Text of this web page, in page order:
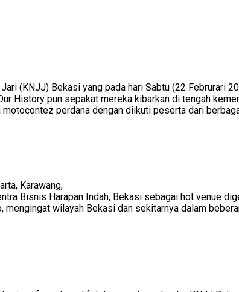
(KNJJ) Bekasi yang pada hari Sabtu (22 Februrari
History pun sepakat mereka kibarkan di tengah
perdana dengan diikuti peserta dari
Karawang,
Bisnis Harapan Indah, Bekasi sebagai hot venue
wilayah Bekasi dan sekitarnya dalam